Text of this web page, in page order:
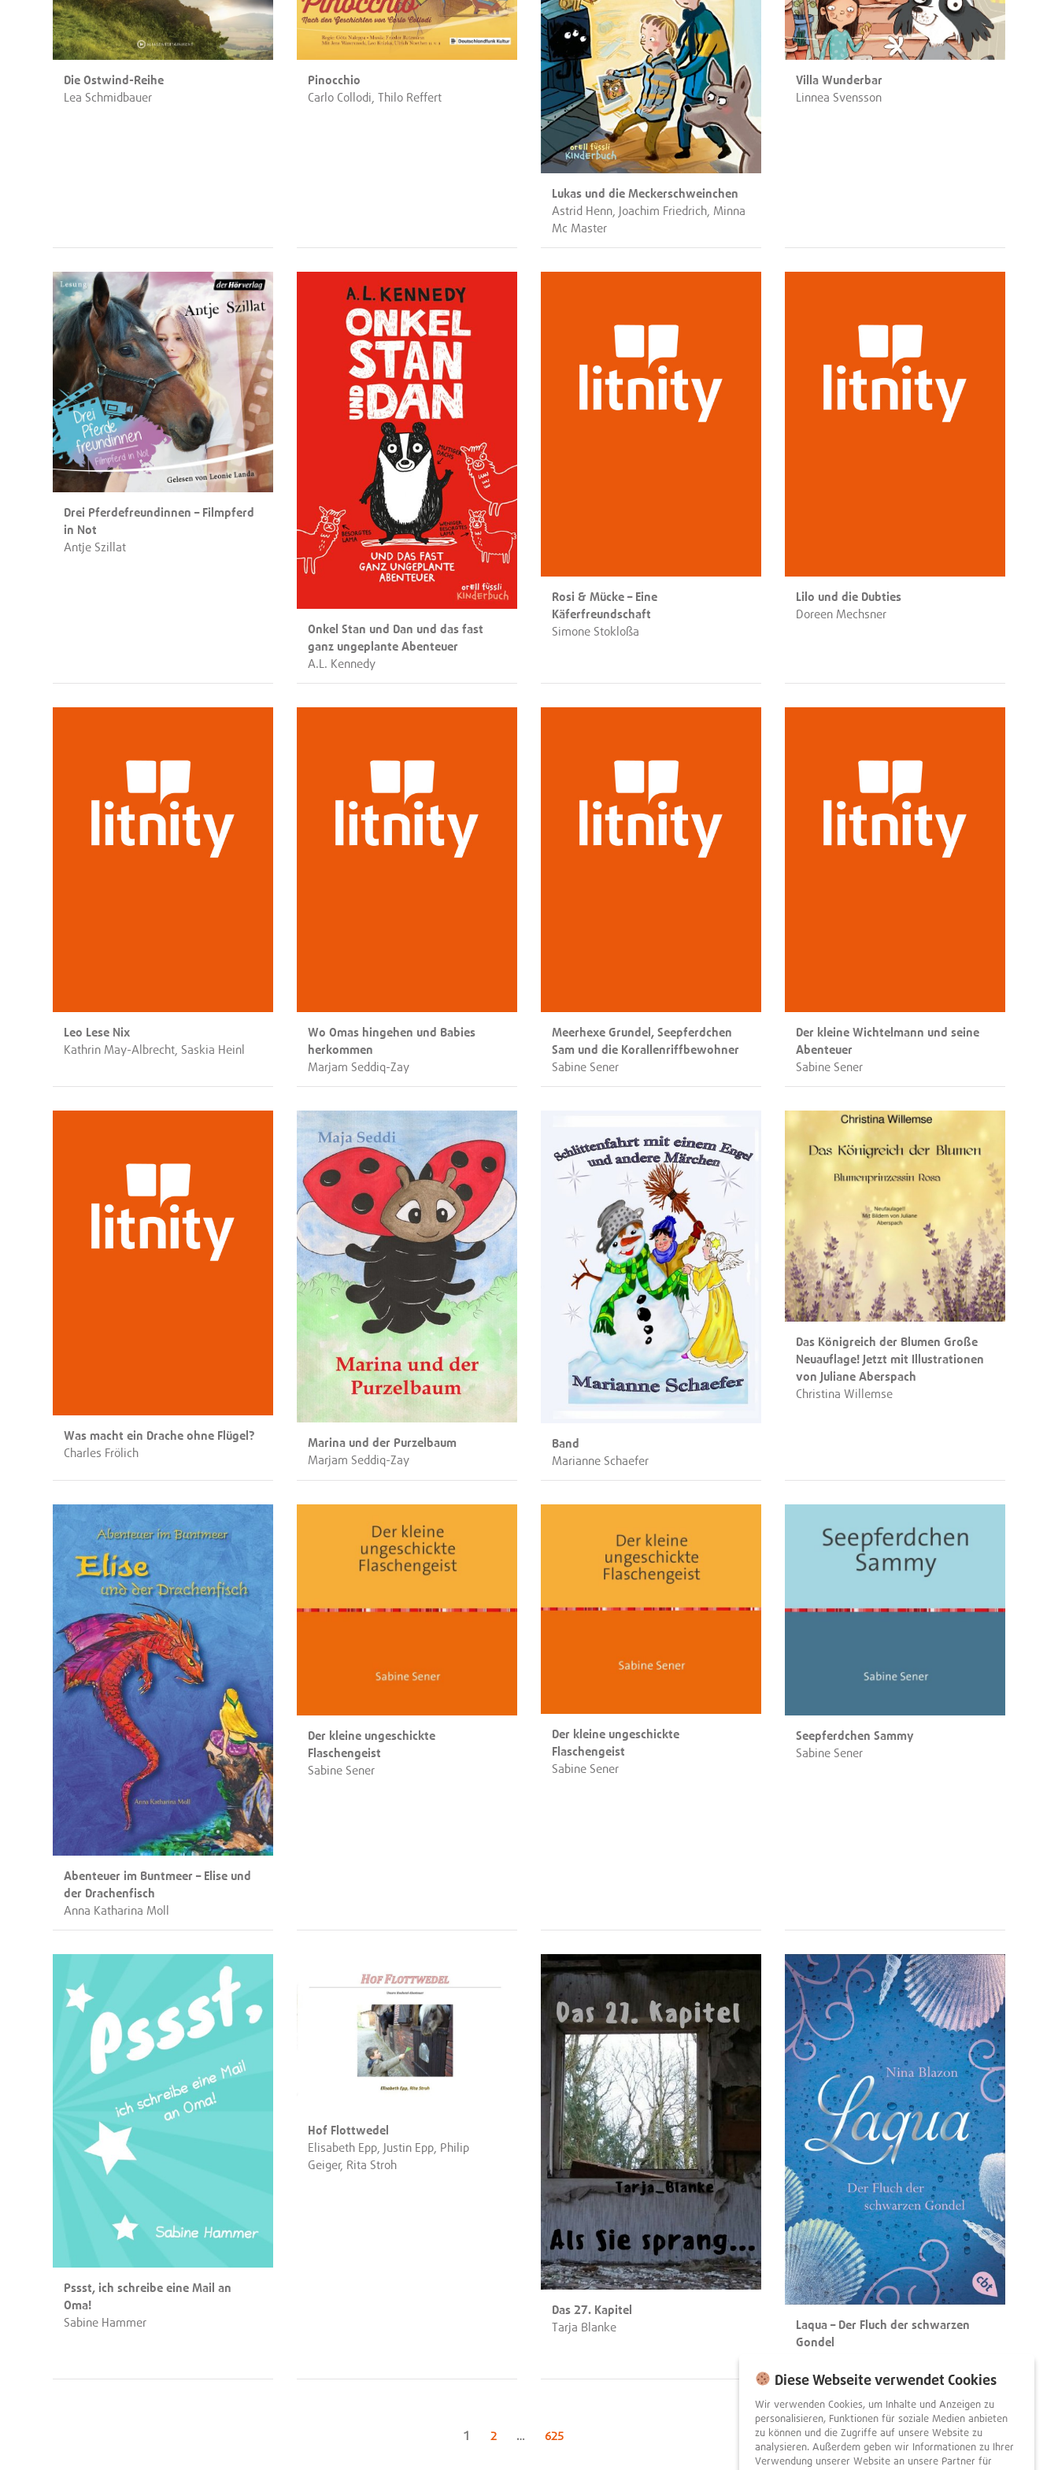
Die Ostwind-Reihe
Lea Schmidbauer
Pinocchio
Carlo Collodi, Thilo Reffert
Lukas und die Meckerschweinchen
Astrid Henn, Joachim Friedrich, Minna
Mc Master
Villa Wunderbar
Linnea Svensson
Drei Pferdefreundinnen – Filmpferd
in Not
Antje Szillat
Onkel Stan und Dan und das fast
ganz ungeplante Abenteuer
A.L. Kennedy
Rosi & Mücke – Eine
Käferfreundschaft
Simone Stokloßa
Lilo und die Dubties
Doreen Mechsner
Leo Lese Nix
Kathrin May-Albrecht, Saskia Heinl
Wo Omas hingehen und Babies
herkommen
Marjam Seddiq-Zay
Meerhexe Grundel, Seepferdchen
Sam und die Korallenriffbewohner
Sabine Sener
Der kleine Wichtelmann und seine
Abenteuer
Sabine Sener
Was macht ein Drache ohne Flügel?
Charles Frölich
Marina und der Purzelbaum
Marjam Seddiq-Zay
Band
Marianne Schaefer
Das Königreich der Blumen Große
Neuauflage! Jetzt mit Illustrationen
von Juliane Aberspach
Christina Willemse
Abenteuer im Buntmeer – Elise und
der Drachenfisch
Anna Katharina Moll
Der kleine ungeschickte
Flaschengeist
Sabine Sener
Der kleine ungeschickte
Flaschengeist
Sabine Sener
Seepferdchen Sammy
Sabine Sener
Pssst, ich schreibe eine Mail an
Oma!
Sabine Hammer
Hof Flottwedel
Elisabeth Epp, Justin Epp, Philip
Geiger, Rita Stroh
Das 27. Kapitel
Tarja Blanke
Laqua – Der Fluch der schwarzen
Gondel
Seite
1 Seite
2 … Seite
625
Nächste
Seite
Diese Webseite verwendet Cookies
Wir verwenden Cookies, um Inhalte und Anzeigen zu
personalisieren, Funktionen für soziale Medien anbieten
zu können und die Zugriffe auf unsere Website zu
analysieren. Außerdem geben wir Informationen zu Ihrer
Verwendung unserer Website an unsere Partner für